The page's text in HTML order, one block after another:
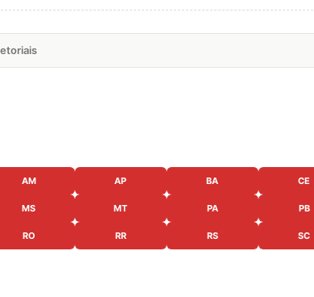
AM AP BA CE
MS MT PA PB
RO RR RS SC